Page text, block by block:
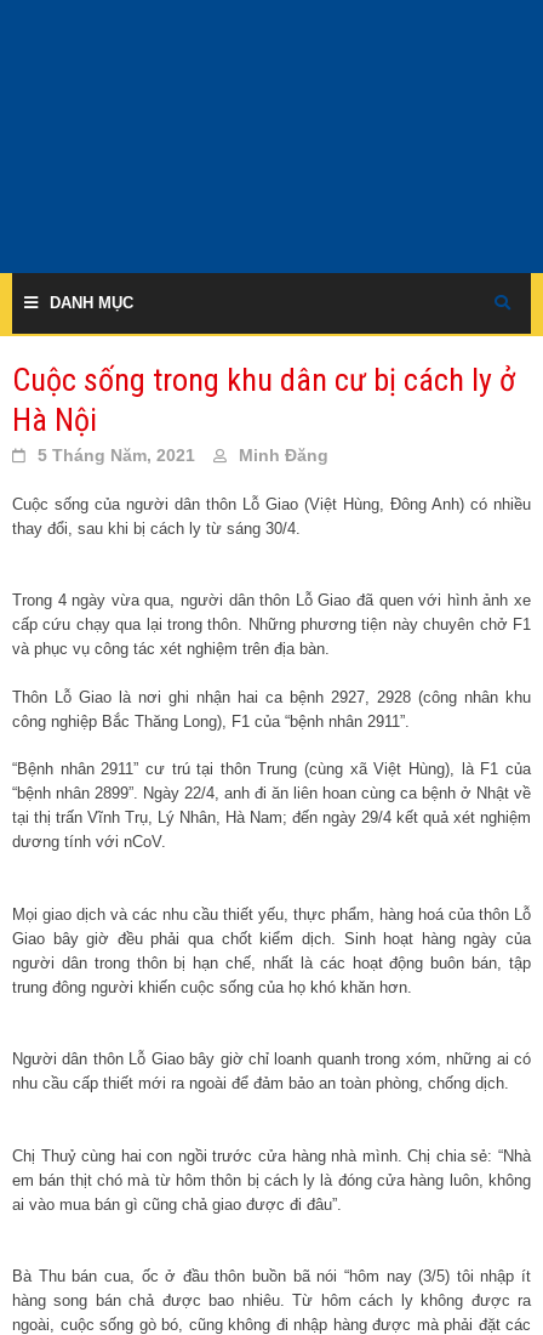
DANH MỤC
Cuộc sống trong khu dân cư bị cách ly ở
Hà Nội
5 Tháng Năm, 2021 Minh Đăng
Cuộc sống của người dân thôn Lỗ Giao (Việt Hùng, Đông Anh) có nhiều
thay đổi, sau khi bị cách ly từ sáng 30/4.
Trong 4 ngày vừa qua, người dân thôn Lỗ Giao đã quen với hình ảnh xe
cấp cứu chạy qua lại trong thôn. Những phương tiện này chuyên chở F1
và phục vụ công tác xét nghiệm trên địa bàn.
Thôn Lỗ Giao là nơi ghi nhận hai ca bệnh 2927, 2928 (công nhân khu
công nghiệp Bắc Thăng Long), F1 của “bệnh nhân 2911”.
“Bệnh nhân 2911” cư trú tại thôn Trung (cùng xã Việt Hùng), là F1 của
“bệnh nhân 2899”. Ngày 22/4, anh đi ăn liên hoan cùng ca bệnh ở Nhật về
tại thị trấn Vĩnh Trụ, Lý Nhân, Hà Nam; đến ngày 29/4 kết quả xét nghiệm
dương tính với nCoV.
Mọi giao dịch và các nhu cầu thiết yếu, thực phẩm, hàng hoá của thôn Lỗ
Giao bây giờ đều phải qua chốt kiểm dịch. Sinh hoạt hàng ngày của
người dân trong thôn bị hạn chế, nhất là các hoạt động buôn bán, tập
trung đông người khiến cuộc sống của họ khó khăn hơn.
Người dân thôn Lỗ Giao bây giờ chỉ loanh quanh trong xóm, những ai có
nhu cầu cấp thiết mới ra ngoài để đảm bảo an toàn phòng, chống dịch.
Chị Thuỷ cùng hai con ngồi trước cửa hàng nhà mình. Chị chia sẻ: “Nhà
em bán thịt chó mà từ hôm thôn bị cách ly là đóng cửa hàng luôn, không
ai vào mua bán gì cũng chả giao được đi đâu”.
Bà Thu bán cua, ốc ở đầu thôn buồn bã nói “hôm nay (3/5) tôi nhập ít
hàng song bán chả được bao nhiêu. Từ hôm cách ly không được ra
ngoài, cuộc sống gò bó, cũng không đi nhập hàng được mà phải đặt các